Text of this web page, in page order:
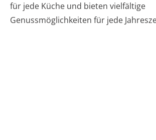
für jede Küche und bieten vielfältige
Genussmöglichkeiten für jede